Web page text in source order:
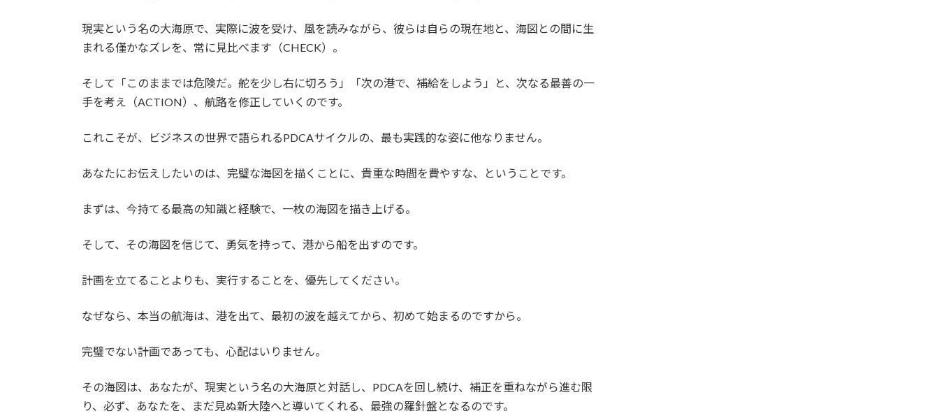
現実という名の大海原で、実際に波を受け、風を読みながら、彼らは自らの現在地と、海図との間に生
まれる僅かなズレを、常に見比べます（CHECK）。
そして「このままでは危険だ。舵を少し右に切ろう」「次の港で、補給をしよう」と、次なる最善の一
手を考え（ACTION）、航路を修正していくのです。
これこそが、ビジネスの世界で語られるPDCAサイクルの、最も実践的な姿に他なりません。
あなたにお伝えしたいのは、完璧な海図を描くことに、貴重な時間を費やすな、ということです。
まずは、今持てる最高の知識と経験で、一枚の海図を描き上げる。
そして、その海図を信じて、勇気を持って、港から船を出すのです。
計画を立てることよりも、実行することを、優先してください。
なぜなら、本当の航海は、港を出て、最初の波を越えてから、初めて始まるのですから。
完璧でない計画であっても、心配はいりません。
その海図は、あなたが、現実という名の大海原と対話し、PDCAを回し続け、補正を重ねながら進む限
り、必ず、あなたを、まだ見ぬ新大陸へと導いてくれる、最強の羅針盤となるのです。